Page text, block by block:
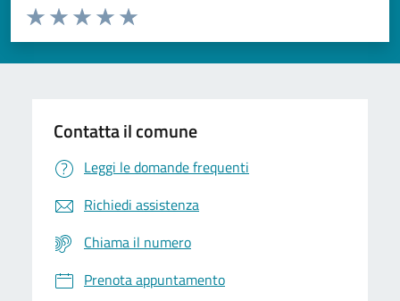
Domanda
Valuta da 1 a 5 stelle la pagina
Valuta 5 stelle su 5
Valuta 4 stelle su 5
Valuta 3 stelle su 5
Valuta 2 stelle su 5
Valuta 1 stelle su 5
Contatta il comune
Leggi le domande frequenti
Richiedi assistenza
Chiama il numero
Prenota appuntamento